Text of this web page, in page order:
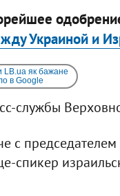
Украиной и
LB.ua як бажане
в Google
службы
с